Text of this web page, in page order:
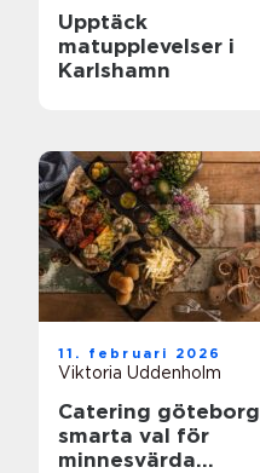
Upptäck
matupplevelser i
Karlshamn
11. februari 2026
Viktoria Uddenholm
Catering göteborg
smarta val för
minnesvärda